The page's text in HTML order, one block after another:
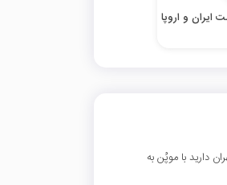
هاست ایران و اروپا
دارید با موپُن به